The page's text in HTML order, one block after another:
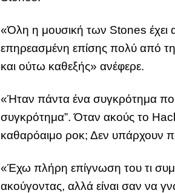
«Όλη η μουσική των Stones έχει
επηρεασμένη επίσης πολύ από
και ούτω καθεξής» ανέφερε.
«Ήταν πάντα ένα συγκρότημα
συγκρότημα”. Όταν ακούς το
καθαρόαιμο ροκ; Δεν υπάρχουν
«Έχω πλήρη επίγνωση του τι
ακούγοντας, αλλά είναι σαν να